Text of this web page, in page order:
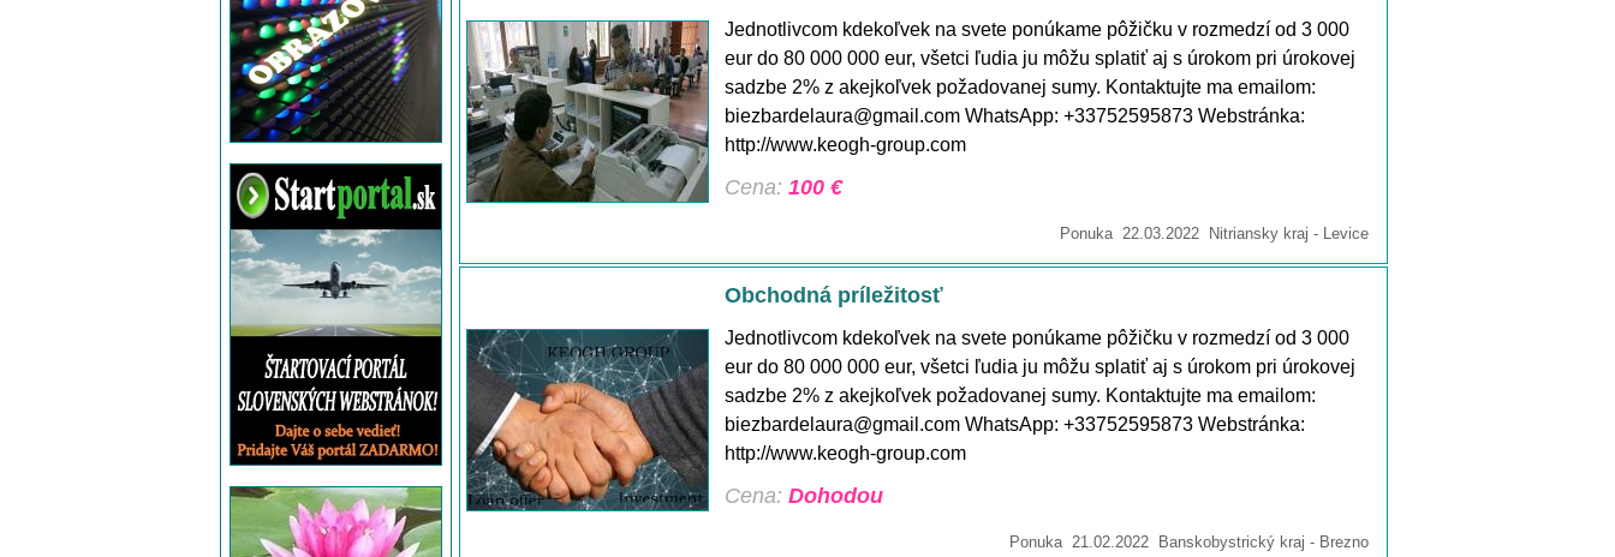
Jednotlivcom kdekoľvek na svete ponúkame pôžičku v rozmedzí od 3 000
eur do 80 000 000 eur, všetci ľudia ju môžu splatiť aj s úrokom pri úrokovej
sadzbe 2% z akejkoľvek požadovanej sumy. Kontaktujte ma emailom:
biezbardelaura@gmail.com WhatsApp: +33752595873 Webstránka:
http://www.keogh-group.com
Cena: 100 €
Ponuka 22.03.2022 Nitriansky kraj - Levice
Obchodná príležitosť
Jednotlivcom kdekoľvek na svete ponúkame pôžičku v rozmedzí od 3 000
eur do 80 000 000 eur, všetci ľudia ju môžu splatiť aj s úrokom pri úrokovej
sadzbe 2% z akejkoľvek požadovanej sumy. Kontaktujte ma emailom:
biezbardelaura@gmail.com WhatsApp: +33752595873 Webstránka:
http://www.keogh-group.com
Cena: Dohodou
Ponuka 21.02.2022 Banskobystrický kraj - Brezno